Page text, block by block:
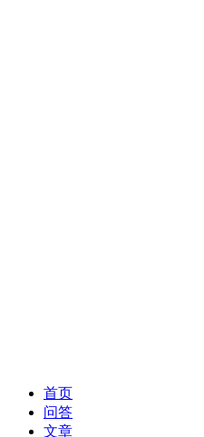
首页
问答
文章